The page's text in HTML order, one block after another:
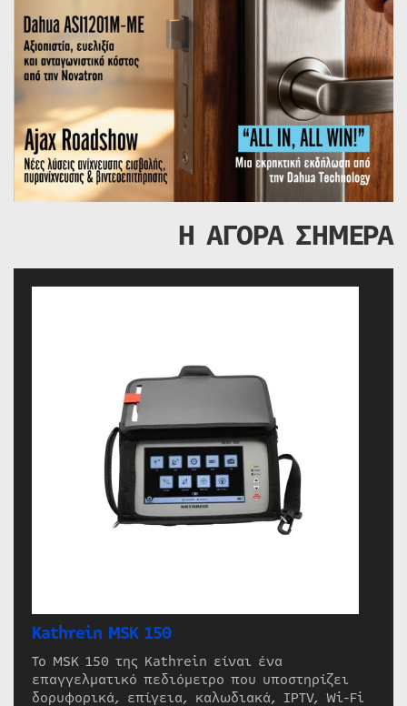
Η ΑΓΟΡΑ ΣΗΜΕΡΑ
Kathrein MSK 150
Το MSK 150 της Kathrein είναι ένα
επαγγελματικό πεδιόμετρο που υποστηρίζει
δορυφορικά, επίγεια, καλωδιακά, IPTV, Wi-Fi